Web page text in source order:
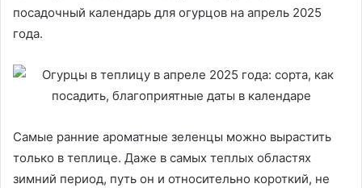
посадочный календарь для огурцов на апрель 2025
года.
Самые ранние ароматные зеленцы можно вырастить
только в теплице. Даже в самых теплых областях
зимний период, путь он и относительно короткий, не